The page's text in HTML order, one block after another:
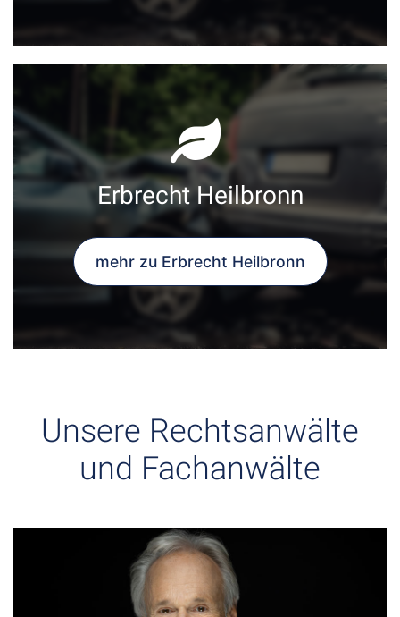
Erbrecht Heilbronn
mehr zu Erbrecht Heilbronn
Unsere Rechtsanwälte
und Fachanwälte